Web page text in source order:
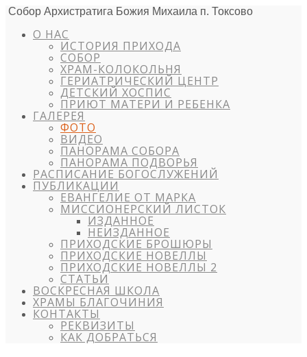
Собор Архистратига Божия Михаила п. Токсово
О НАС
ИСТОРИЯ ПРИХОДА
СОБОР
ХРАМ-КОЛОКОЛЬНЯ
ГЕРИАТРИЧЕСКИЙ ЦЕНТР
ДЕТСКИЙ ХОСПИС
ПРИЮТ МАТЕРИ И РЕБЕНКА
ГАЛЕРЕЯ
ФОТО
ВИДЕО
ПАНОРАМА СОБОРА
ПАНОРАМА ПОДВОРЬЯ
РАСПИСАНИЕ БОГОСЛУЖЕНИЙ
ПУБЛИКАЦИИ
ЕВАНГЕЛИЕ ОТ МАРКА
МИССИОНЕРСКИЙ ЛИСТОК
ИЗДАННОЕ
НЕИЗДАННОЕ
ПРИХОДСКИЕ БРОШЮРЫ
ПРИХОДСКИЕ НОВЕЛЛЫ
ПРИХОДСКИЕ НОВЕЛЛЫ 2
СТАТЬИ
ВОСКРЕСНАЯ ШКОЛА
ХРАМЫ БЛАГОЧИНИЯ
КОНТАКТЫ
РЕКВИЗИТЫ
КАК ДОБРАТЬСЯ